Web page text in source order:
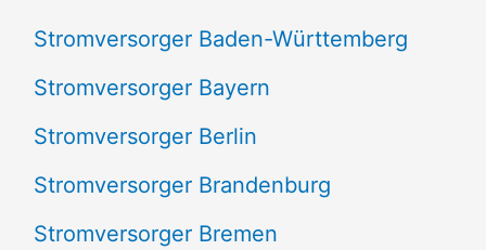
h
:
Stromversorger Baden-Württemberg
Stromversorger Bayern
Stromversorger Berlin
Stromversorger Brandenburg
Stromversorger Bremen